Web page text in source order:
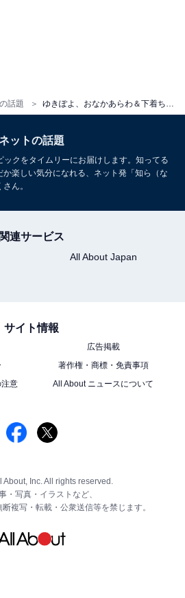
話題
ットの話題
クをタイムリーにお届けします。知ってる
楽しい気分になれる、ネット発「知ら（な
ん。
関連サービス
All About Japan
サイト情報
広告掲載
著作権・商標・免責事項
意
All About ニュースについて
Inc. All rights reserved.
・写真・イラストなど、
複写・転載・公衆送信等を禁じます。